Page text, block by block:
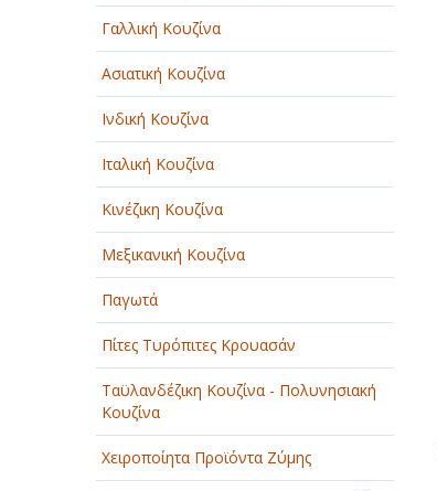
Γαλλική Κουζίνα
Ασιατική Κουζίνα
Ινδική Κουζίνα
Ιταλική Κουζίνα
Κινέζικη Κουζίνα
Μεξικανική Κουζίνα
Παγωτά
Πίτες Τυρόπιτες Κρουασάν
Ταϋλανδέζικη Κουζίνα - Πολυνησιακή
Κουζίνα
Χειροποίητα Προϊόντα Ζύμης